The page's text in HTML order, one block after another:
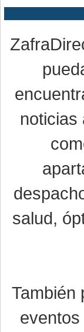
noticias
salud,
También